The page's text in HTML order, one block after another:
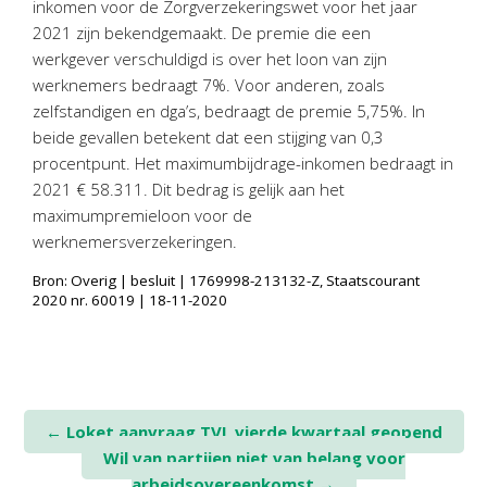
Personeel & Organisatie
Bedrijfseconomisch advies
Belastingadvies Purmerend
Online boekhouden
Nieuws&informatie
Nieuwsbrief
Nieuwsoverzicht
Handige links
AvantiOnline
inkomen voor de Zorgverzekeringswet voor het jaar
2021 zijn bekendgemaakt. De premie die een
werkgever verschuldigd is over het loon van zijn
werknemers bedraagt 7%. Voor anderen, zoals
zelfstandigen en dga’s, bedraagt de premie 5,75%. In
beide gevallen betekent dat een stijging van 0,3
procentpunt. Het maximumbijdrage-inkomen bedraagt in
2021 € 58.311. Dit bedrag is gelijk aan het
maximumpremieloon voor de
werknemersverzekeringen.
Bron: Overig | besluit | 1769998-213132-Z, Staatscourant
2020 nr. 60019 | 18-11-2020
Post
navigation
← Loket aanvraag TVL vierde kwartaal geopend
Wil van partijen niet van belang voor